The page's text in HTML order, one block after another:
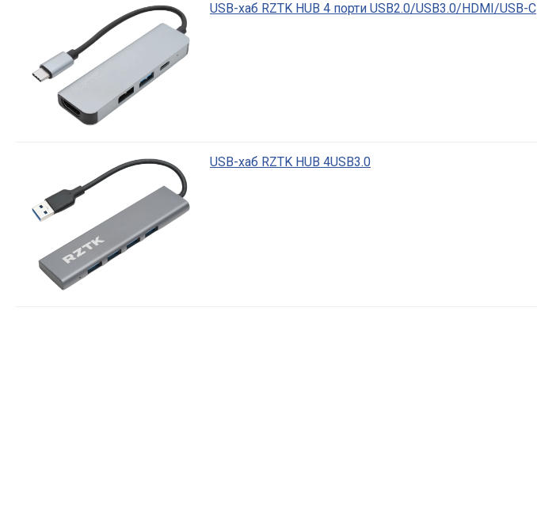
USB-хаб RZTK HUB 4 порти USB2.0/USB3.0/HDMI/USB-C
USB-хаб RZTK HUB 4USB3.0